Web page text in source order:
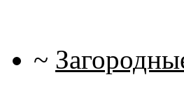
~